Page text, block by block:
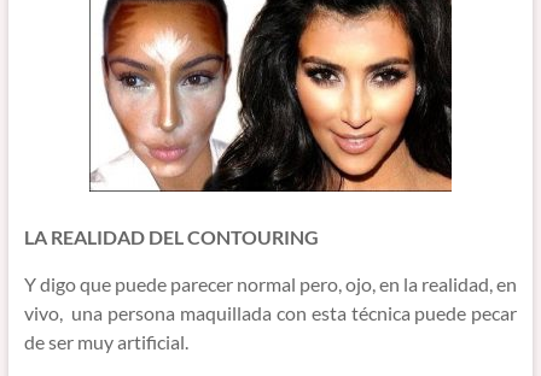
LA REALIDAD DEL CONTOURING
Y digo que puede parecer normal pero, ojo, en la realidad, en
vivo, una persona maquillada con esta técnica puede pecar
de ser muy artificial.